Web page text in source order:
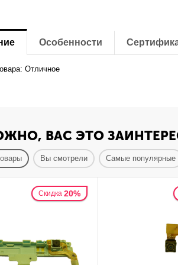
Особенности
Отличное
ВАС ЭТО
Вы смотрели Самые популярные
Скидка 20%